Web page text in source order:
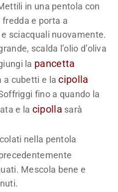
in una pentola con
e porta a
sciacquali nuovamente.
scalda l’olio d’oliva
la pancetta
cubetti e la cipolla
fino a quando la
e la cipolla sarà
nella pentola
Mescola bene e